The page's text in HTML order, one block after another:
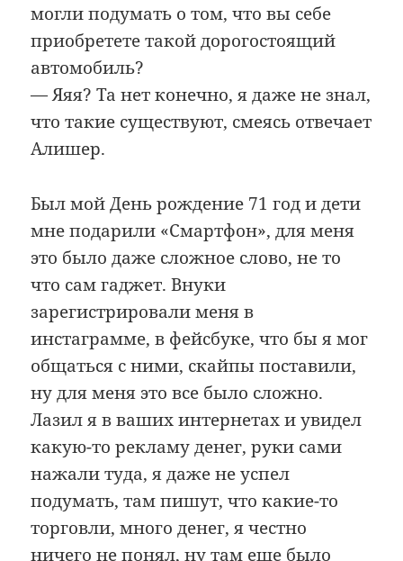
могли подумать о том, что вы себе
приобретете такой дорогостоящий
автомобиль?
— Яяя? Та нет конечно, я даже не знал,
что такие существуют, смеясь отвечает
Алишер.
Был мой День рождение 71 год и дети
мне подарили «Смартфон», для меня
это было даже сложное слово, не то
что сам гаджет. Внуки
зарегистрировали меня в
инстаграмме, в фейсбуке, что бы я мог
общаться с ними, скайпы поставили,
ну для меня это все было сложно.
Лазил я в ваших интернетах и увидел
какую-то рекламу денег, руки сами
нажали туда, я даже не успел
подумать, там пишут, что какие-то
торговли, много денег, я честно
ничего не понял, ну там еще было